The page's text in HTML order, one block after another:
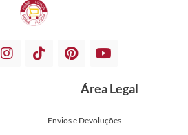
Área Legal
Envios e Devoluções